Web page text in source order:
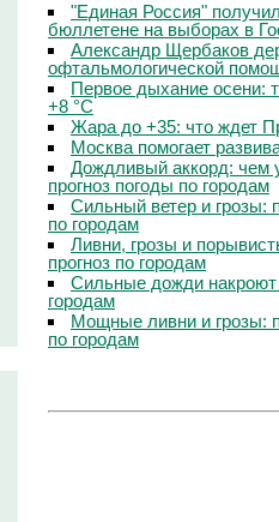
"Единая Россия"
бюллетене на выборах в
Александр Щербаков
офтальмологической
Первое дыхание осени:
+8 °C
Жара до +35: что ждет
Москва помогает
Дождливый аккорд: чем
прогноз погоды по городам
Сильный ветер и грозы:
по городам
Ливни, грозы и
прогноз по городам
Сильные дожди
городам
Мощные ливни и грозы:
по городам